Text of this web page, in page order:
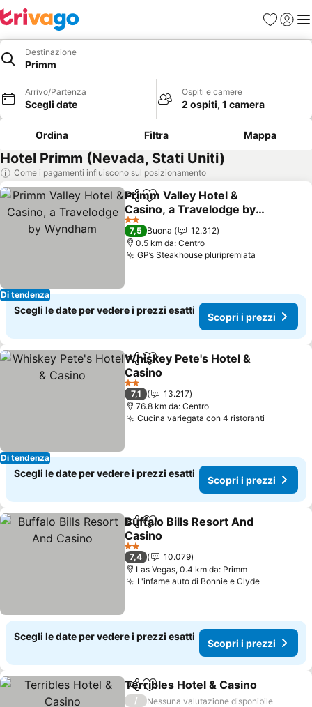
PreferitiAccedi
Destinazione
Primm
Arrivo/Partenza
Scegli date
Ospiti e camere
2 ospiti, 1 camera
Ordina Filtra Mappa
Hotel Primm (Nevada, Stati Uniti)
Come i pagamenti influiscono sul posizionamento
Di tendenza
CondividiAggiungi ai preferiti
Primm Valley Hotel &
Casino, a Travelodge by
Wyndham
2 Stelle
7,5 Buona
12.312
0.5 km da: Centro
GP’s Steakhouse pluripremiata
Scegli le date per vedere i prezzi esatti
Scopri i prezzi
Di tendenza
CondividiAggiungi ai preferiti
Whiskey Pete's Hotel &
Casino
2 Stelle
7,1
13.217
76.8 km da: Centro
Cucina variegata con 4 ristoranti
Scegli le date per vedere i prezzi esatti
Scopri i prezzi
CondividiAggiungi ai preferiti
Buffalo Bills Resort And
Casino
2 Stelle
7,4
10.079
Las Vegas, 0.4 km da: Primm
L'infame auto di Bonnie e Clyde
Scegli le date per vedere i prezzi esatti
Scopri i prezzi
CondividiAggiungi ai preferiti
Terribles Hotel & Casino
/
Nessuna valutazione disponibile